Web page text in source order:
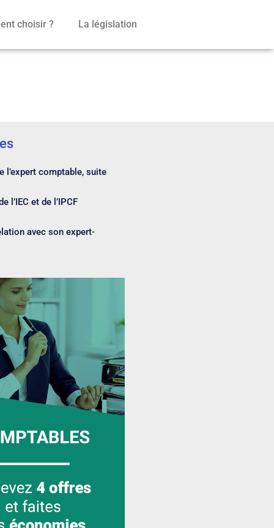
choisir ? La législation
l’expert comptable, suite
l’IEC et de l’IPCF
avec son expert-